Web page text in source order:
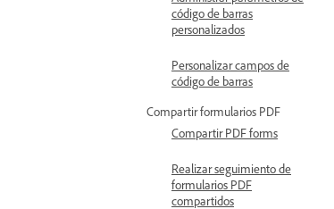
código de barras
personalizados
Personalizar campos de
código de barras
Compartir formularios PDF
Compartir PDF forms
Realizar seguimiento de
formularios PDF
compartidos